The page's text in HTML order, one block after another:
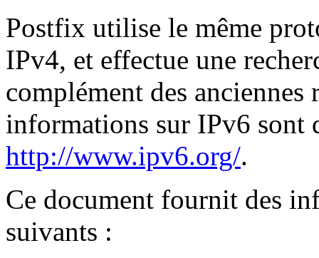
Postfix utilise le même
IPv4, et effectue une
complément des anciennes
informations sur IPv6 sont
http://www.ipv6.org/.
Ce document fournit des
suivants :